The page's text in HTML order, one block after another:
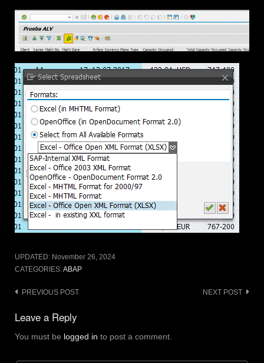
UPDATED: November 26, 2024
CATEGORIES:ABAP
Post
navigation
PREVIOUS POST NEXT POST
Leave a Reply
You must be logged in to post a comment.